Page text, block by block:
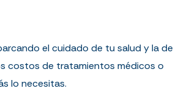
el cuidado de tu salud y la de
costos de tratamientos médicos o
lo necesitas.